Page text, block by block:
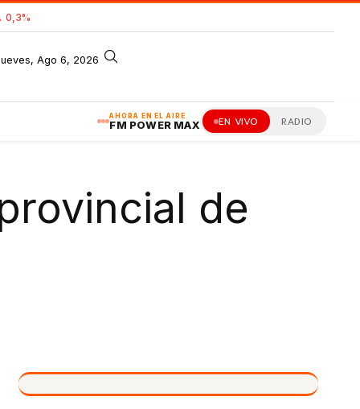
0,3%
Ago 6, 2026
AHORA EN EL AIRE
FM POWER MAX EN VIVO RADIO
de
VIVO